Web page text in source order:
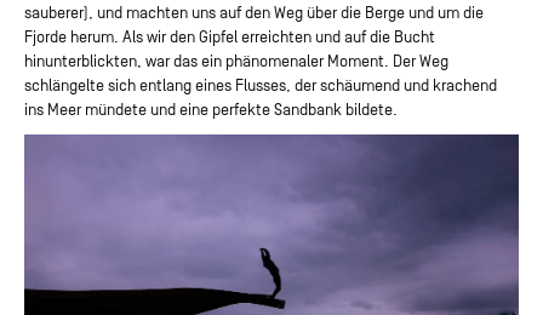
sauberer), und machten uns auf den Weg über die Berge und um die
Fjorde herum. Als wir den Gipfel erreichten und auf die Bucht
hinunterblickten, war das ein phänomenaler Moment. Der Weg
schlängelte sich entlang eines Flusses, der schäumend und krachend
ins Meer mündete und eine perfekte Sandbank bildete.